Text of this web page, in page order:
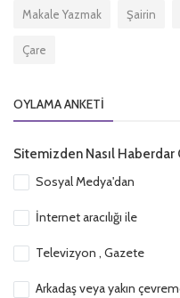
Makale Yazmak Şairin
Çare
OYLAMA ANKETI
Sitemizden Nasıl Haberdar
Sosyal Medya'dan
İnternet aracılığı ile
Televizyon , Gazete
Arkadaş veya yakın